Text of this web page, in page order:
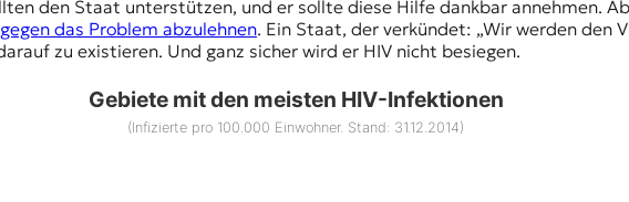
den Staat unterstützen, und er sollte diese Hilfe dankbar annehmen.
das Problem abzulehnen. Ein Staat, der verkündet: „Wir werden den
zu existieren. Und ganz sicher wird er HIV nicht besiegen.
Gebiete mit den meisten HIV-Infektionen
(Infizierte pro 100.000 Einwohner. Stand: 31.12.2014)